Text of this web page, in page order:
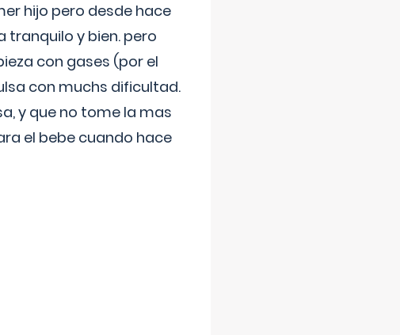
hijo pero desde hace
tranquilo y bien. pero
con gases (por el
con muchs dificultad.
y que no tome la mas
el bebe cuando hace